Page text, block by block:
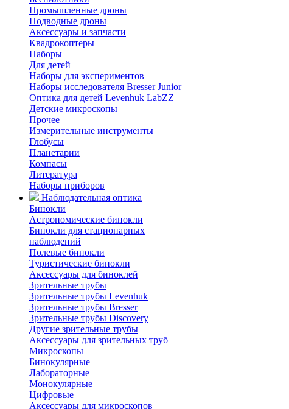
Промышленные дроны
Подводные дроны
Аксессуары и запчасти
Квадрокоптеры
Наборы
Для детей
Наборы для экспериментов
Наборы исследователя Bresser Junior
Оптика для детей Levenhuk LabZZ
Детские микроскопы
Прочее
Измерительные инструменты
Глобусы
Планетарии
Компасы
Литература
Наборы приборов
Наблюдательная оптика
Бинокли
Астрономические бинокли
Бинокли для стационарных
наблюдений
Полевые бинокли
Туристические бинокли
Аксессуары для биноклей
Зрительные трубы
Зрительные трубы Levenhuk
Зрительные трубы Bresser
Зрительные трубы Discovery
Другие зрительные трубы
Аксессуары для зрительных труб
Микроскопы
Бинокулярные
Лабораторные
Монокулярные
Цифровые
Аксессуары для микроскопов